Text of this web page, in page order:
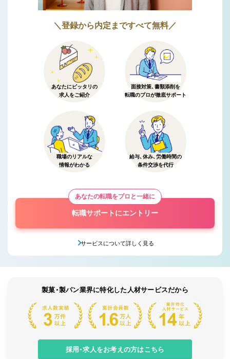
＼登録から内定まですべて無料／
あなたにピッタリの
求人をご紹介
面接対策、書類添削を
転職のプロが徹底サポート
職場のリアルな
情報がわかる
給与、休み、労働時間の
条件交渉を代行
あなたの転職をプロと一緒に
転職サポートにエントリー
サービスについて詳しく見る
製菓・製パン業界に特化した人材サービスだから
採用・求人をお考えの方はこちら